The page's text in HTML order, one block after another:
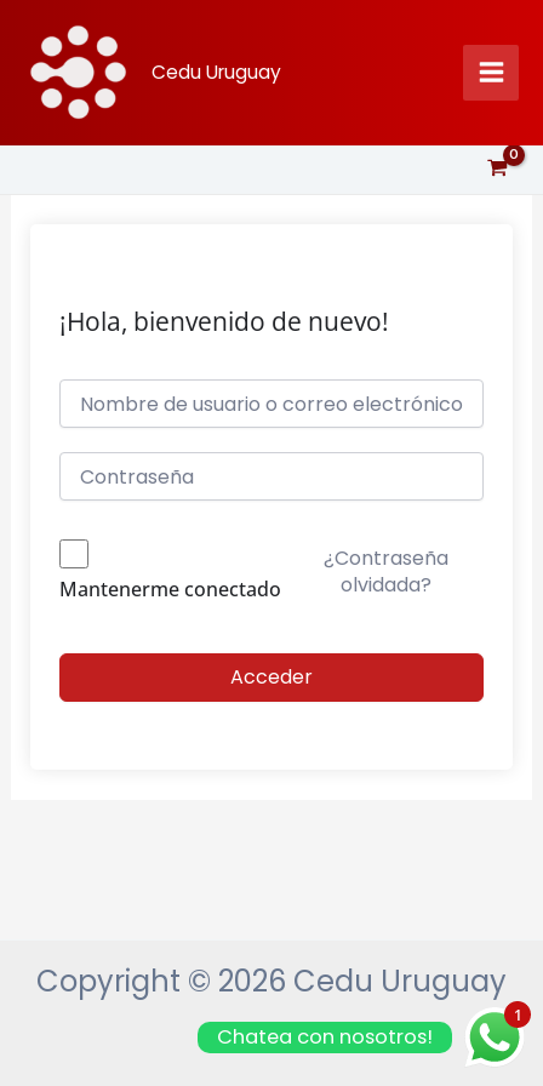
contenido
Cedu Uruguay
¡Hola, bienvenido de nuevo!
Mantenerme conectado
¿Contraseña
olvidada?
Acceder
Copyright © 2026 Cedu Uruguay
1
Chatea con nosotros!